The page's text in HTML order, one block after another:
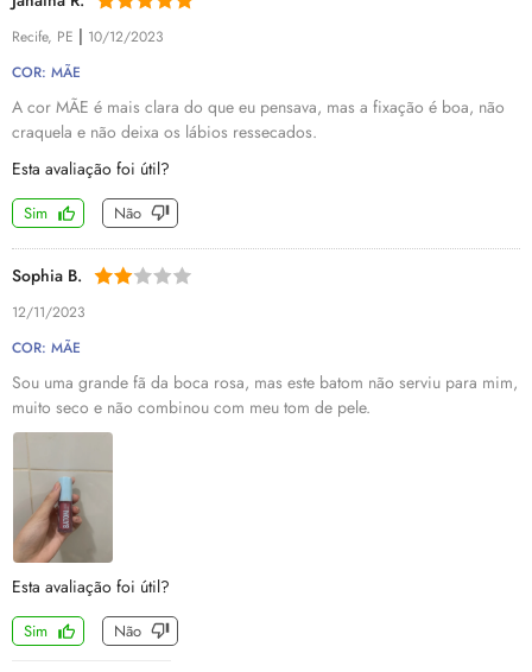
Recife, PE | 10/12/2023
COR: MÃE
A cor MÃE é mais clara do que eu pensava, mas a fixação é boa, não
craquela e não deixa os lábios ressecados.
Esta avaliação foi útil?
Sim Não
Sophia B.
12/11/2023
COR: MÃE
Sou uma grande fã da boca rosa, mas este batom não serviu para mim,
muito seco e não combinou com meu tom de pele.
Esta avaliação foi útil?
Sim Não